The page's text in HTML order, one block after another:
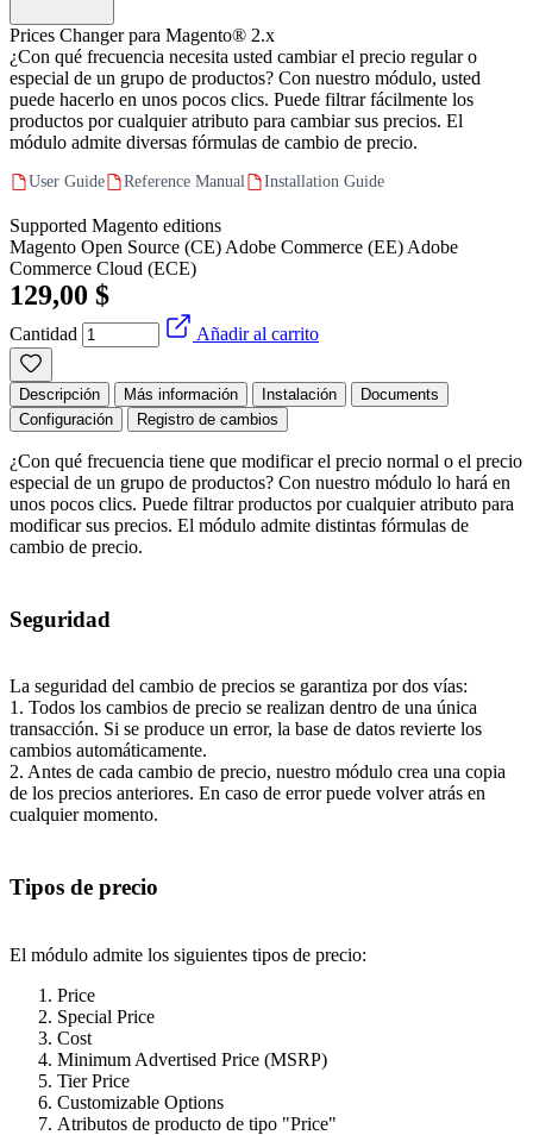
Prices Changer para Magento® 2.x
¿Con qué frecuencia necesita usted cambiar el precio regular o
especial de un grupo de productos? Con nuestro módulo, usted
puede hacerlo en unos pocos clics. Puede filtrar fácilmente los
productos por cualquier atributo para cambiar sus precios. El
módulo admite diversas fórmulas de cambio de precio.
User Guide Reference Manual Installation Guide
Supported Magento editions
Magento Open Source (CE) Adobe Commerce (EE) Adobe
Commerce Cloud (ECE)
129,00 $
Cantidad Añadir al carrito
Descripción Más información Instalación
Documents
Configuración
Registro de cambios
¿Con qué frecuencia tiene que modificar el precio normal o el precio
especial de un grupo de productos? Con nuestro módulo lo hará en
unos pocos clics. Puede filtrar productos por cualquier atributo para
modificar sus precios. El módulo admite distintas fórmulas de
cambio de precio.
Seguridad
La seguridad del cambio de precios se garantiza por dos vías:
1. Todos los cambios de precio se realizan dentro de una única
transacción. Si se produce un error, la base de datos revierte los
cambios automáticamente.
2. Antes de cada cambio de precio, nuestro módulo crea una copia
de los precios anteriores. En caso de error puede volver atrás en
cualquier momento.
Tipos de precio
El módulo admite los siguientes tipos de precio:
Price
Special Price
Cost
Minimum Advertised Price (MSRP)
Tier Price
Customizable Options
Atributos de producto de tipo "Price"